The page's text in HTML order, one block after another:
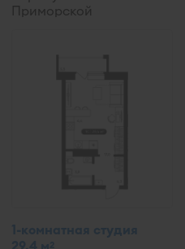
Приморской
1-комнатная студия
29,4 м2